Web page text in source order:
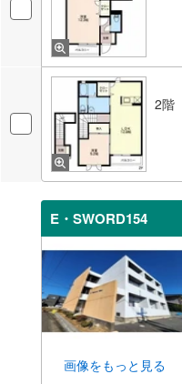
2階
E・SWORD154
画像をもっと見る